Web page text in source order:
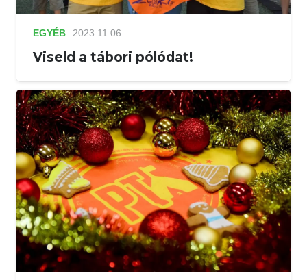
EGYÉB 2023.11.06.
Viseld a tábori pólódat!